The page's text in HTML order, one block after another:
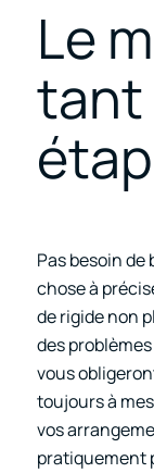
Le
tant
Pas besoin de
chose à
de rigide non
des
vous
toujours à
vos
pratiquement